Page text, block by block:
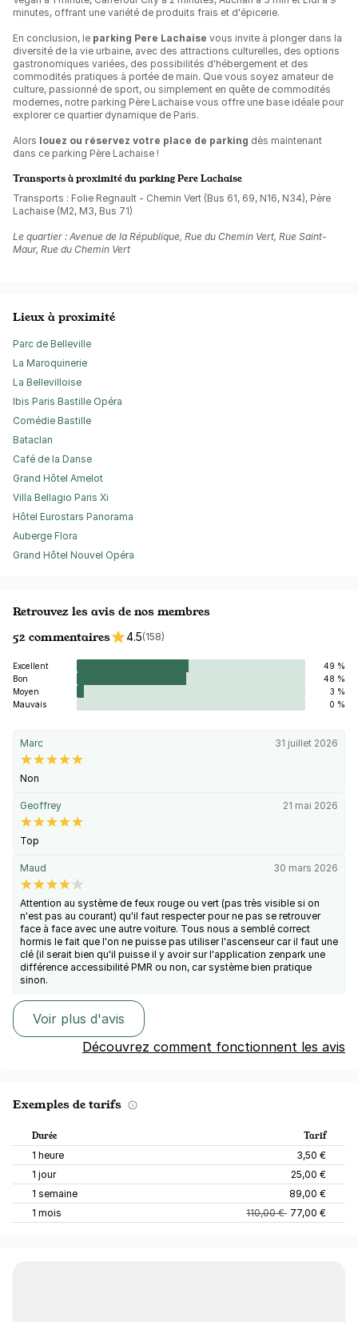
minutes, offrant une variété de produits frais et d'épicerie.
En conclusion, le parking Pere Lachaise vous invite à plonger dans la
diversité de la vie urbaine, avec des attractions culturelles, des options
gastronomiques variées, des possibilités d'hébergement et des
commodités pratiques à portée de main. Que vous soyez amateur de
culture, passionné de sport, ou simplement en quête de commodités
modernes, notre parking Père Lachaise vous offre une base idéale pour
explorer ce quartier dynamique de Paris.
Alors louez ou réservez votre place de parking dès maintenant
dans ce parking Père Lachaise !
Transports à proximité du parking Pere Lachaise
Transports : Folie Regnault - Chemin Vert (Bus 61, 69, N16, N34), Père
Lachaise (M2, M3, Bus 71)
Le quartier : Avenue de la République, Rue du Chemin Vert, Rue Saint-
Maur, Rue du Chemin Vert
Lieux à proximité
Parc de Belleville
La Maroquinerie
La Bellevilloise
Ibis Paris Bastille Opéra
Comédie Bastille
Bataclan
Café de la Danse
Grand Hôtel Amelot
Villa Bellagio Paris Xi
Hôtel Eurostars Panorama
Auberge Flora
Grand Hôtel Nouvel Opéra
Retrouvez les avis de nos membres
52 commentaires
4.5(158)
Excellent
49 %
Bon
48 %
Moyen
3 %
Mauvais
0 %
Marc 31 juillet 2026
Non
Geoffrey 21 mai 2026
Top
Maud 30 mars 2026
Attention au système de feux rouge ou vert (pas très visible si on
n'est pas au courant) qu'il faut respecter pour ne pas se retrouver
face à face avec une autre voiture. Tous nous a semblé correct
hormis le fait que l'on ne puisse pas utiliser l'ascenseur car il faut une
clé (il serait bien qu'il puisse il y avoir sur l'application zenpark une
différence accessibilité PMR ou non, car système bien pratique
sinon.
Voir plus d'avis
Découvrez comment fonctionnent les avis
Exemples de tarifs
Durée Tarif
1 heure
3,50 €
1 jour
25,00 €
1 semaine
89,00 €
1 mois
110,00 € 77,00 €